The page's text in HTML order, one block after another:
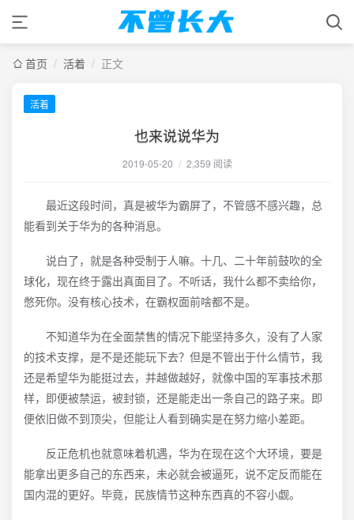
首页 / 活着 / 正文
活着
也来说说华为
2019-05-20 / 2,359 阅读
最近这段时间，真是被华为霸屏了，不管感不感兴趣，总
能看到关于华为的各种消息。
说白了，就是各种受制于人嘛。十几、二十年前鼓吹的全
球化，现在终于露出真面目了。不听话，我什么都不卖给你，
憋死你。没有核心技术，在霸权面前啥都不是。
不知道华为在全面禁售的情况下能坚持多久，没有了人家
的技术支撑，是不是还能玩下去？但是不管出于什么情节，我
还是希望华为能挺过去，并越做越好，就像中国的军事技术那
样，即便被禁运，被封锁，还是能走出一条自己的路子来。即
便依旧做不到顶尖，但能让人看到确实是在努力缩小差距。
反正危机也就意味着机遇，华为在现在这个大环境，要是
能拿出更多自己的东西来，未必就会被逼死，说不定反而能在
国内混的更好。毕竟，民族情节这种东西真的不容小觑。